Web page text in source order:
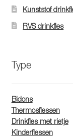
Kunststof
RVS drinkfles
Type
Bidons
Thermosflessen
Drinkfles met rietje
Kinderflessen